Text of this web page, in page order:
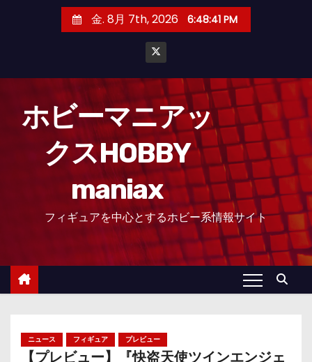
金. 8月 7th, 2026 6:48:42 PM
ホビーマニアッ
クスHOBBY
maniax
フィギュアを中心とするホビー系情報サイト
ニュース フィギュア プレビュー
【プレビュー】『快盗天使ツインエンジェ